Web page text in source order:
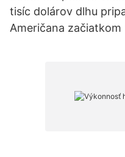
tisíc dolárov dlhu
Američana začiatkom